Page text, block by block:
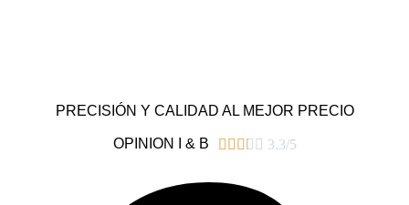
PRECISIÓN Y CALIDAD AL MEJOR PRECIO
OPINION I & B      3.3/5